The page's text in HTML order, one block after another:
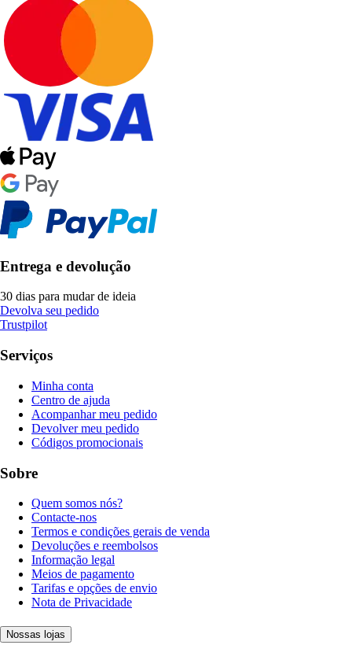
Entrega e devolução
30 dias para mudar de ideia
Devolva seu pedido
Trustpilot
Serviços
Minha conta
Centro de ajuda
Acompanhar meu pedido
Devolver meu pedido
Códigos promocionais
Sobre
Quem somos nós?
Contacte-nos
Termos e condições gerais de venda
Devoluções e reembolsos
Informação legal
Meios de pagamento
Tarifas e opções de envio
Nota de Privacidade
Nossas lojas